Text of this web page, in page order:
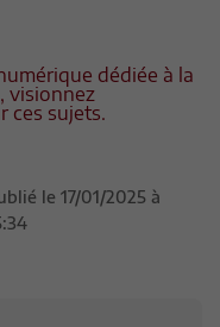
dédiée à la
visionnez
ces sujets.
le 17/01/2025 à